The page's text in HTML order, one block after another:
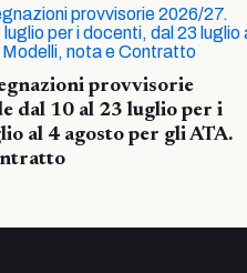
provvisorie
dal 10 al 23 luglio per i
al 4 agosto per gli ATA.